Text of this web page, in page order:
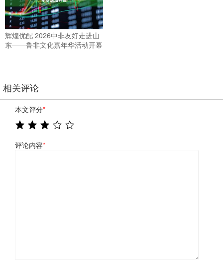
辉煌优配 2026中非友好走进山
东——鲁非文化嘉年华活动开幕
相关评论
本文评分*
评论内容*